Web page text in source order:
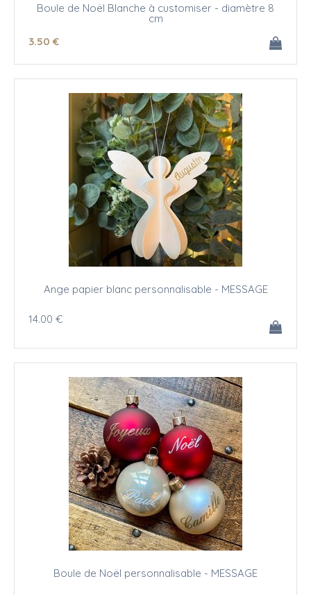
Boule de Noël Blanche à customiser - diamètre 8
cm
3.50 €
Ange papier blanc personnalisable - MESSAGE
14.00 €
Boule de Noël personnalisable - MESSAGE